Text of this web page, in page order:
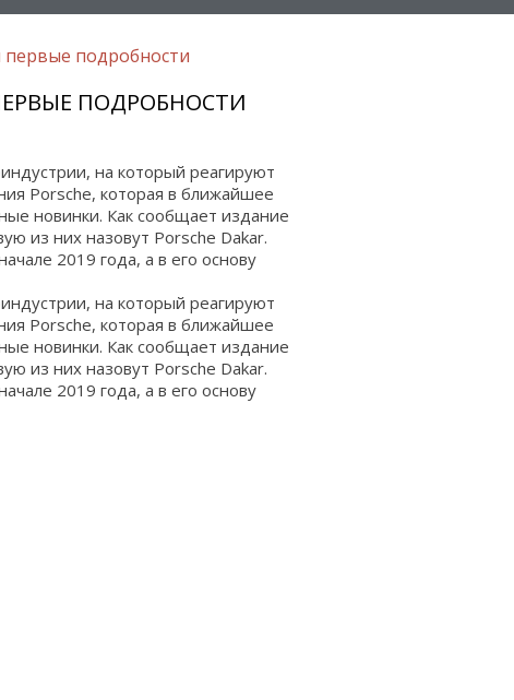
первые подробности
ПЕРВЫЕ ПОДРОБНОСТИ
на который реагируют
Porsche, которая в ближайшее
новинки. Как сообщает издание
из них назовут Porsche Dakar.
2019 года, а в его основу
на который реагируют
Porsche, которая в ближайшее
новинки. Как сообщает издание
из них назовут Porsche Dakar.
2019 года, а в его основу